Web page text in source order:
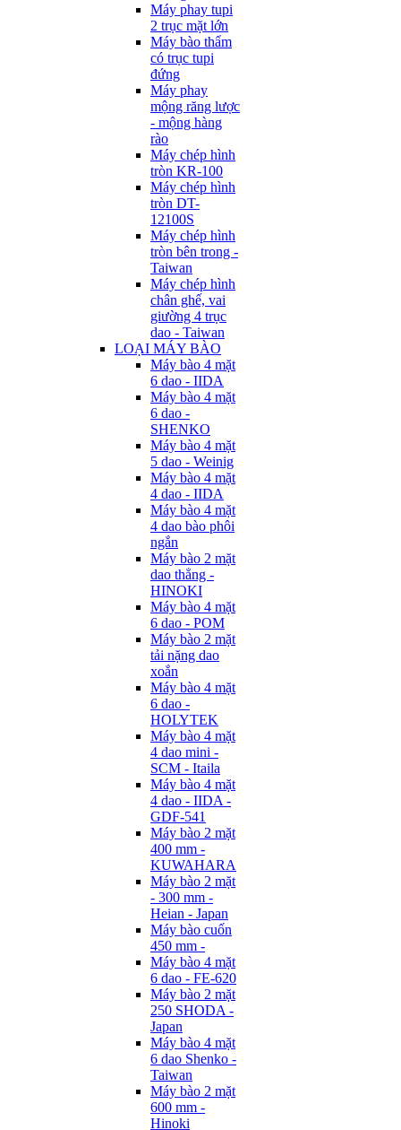
Máy phay tupi
2 trục mặt lớn
Máy bào thẩm
có trục tupi
đứng
Máy phay
mộng răng lược
- mộng hàng
rào
Máy chép hình
tròn KR-100
Máy chép hình
tròn DT-
12100S
Máy chép hình
tròn bên trong -
Taiwan
Máy chép hình
chân ghế, vai
giường 4 trục
dao - Taiwan
LOẠI MÁY BÀO
Máy bào 4 mặt
6 dao - IIDA
Máy bào 4 mặt
6 dao -
SHENKO
Máy bào 4 mặt
5 dao - Weinig
Máy bào 4 mặt
4 dao - IIDA
Máy bào 4 mặt
4 dao bào phôi
ngắn
Máy bào 2 mặt
dao thẳng -
HINOKI
Máy bào 4 mặt
6 dao - POM
Máy bào 2 mặt
tải nặng dao
xoắn
Máy bào 4 mặt
6 dao -
HOLYTEK
Máy bào 4 mặt
4 dao mini -
SCM - Itaila
Máy bào 4 mặt
4 dao - IIDA -
GDF-541
Máy bào 2 mặt
400 mm -
KUWAHARA
Máy bào 2 mặt
- 300 mm -
Heian - Japan
Máy bào cuốn
450 mm -
Máy bào 4 mặt
6 dao - FE-620
Máy bào 2 mặt
250 SHODA -
Japan
Máy bào 4 mặt
6 dao Shenko -
Taiwan
Máy bào 2 mặt
600 mm -
Hinoki